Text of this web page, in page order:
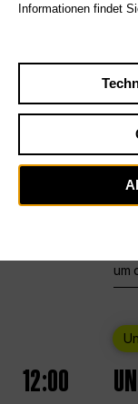
Sa29.8.
12:00
um
12:00
Informationen findet